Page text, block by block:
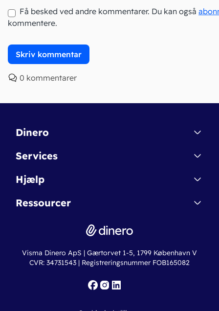
Få besked ved andre kommentarer. Du kan også
kommentere.
0 kommentarer
Dinero
Kontakt
Betingelser & Sikkerhed
Nye funktioner
Services
Dinero Starter
Dinero Pro
Erhvervslån
Fakturaskabeloner
Hjælp
Regnskabsordbogen
Online regnskabskurser
Ressourcer
Ny virksomhed
Iværksætterlegat
Visma Dinero ApS | Gærtorvet 1-5, 1799 København V
CVR: 34731543 | Registreringsnummer FOB165082